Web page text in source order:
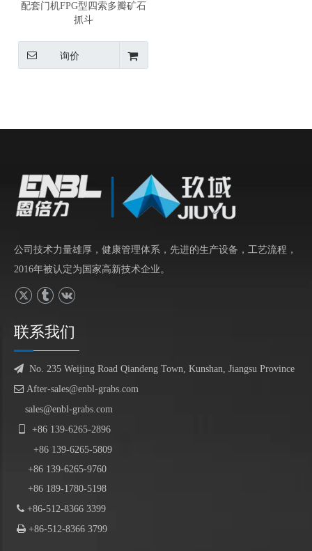
配套门机FPG型四索多瓣矿石
抓斗
询价
公司技术力量雄厚，健康管理体系，先进的生产设备，工艺流程，
2016年被认定为国家高新技术企业。
联系我们
 No. 235 Weijing Road Qiandeng Town, Kunshan, Jiangsu Province
 After-sales@enbl-grabs.com
sales@enbl-grabs.com
+86 139-6265-2896
+86 139-6265-5809
+86 139-6265-9760
+86 189-1780-5198
 +86-512-8366 3399
 +86-512-8366 3799